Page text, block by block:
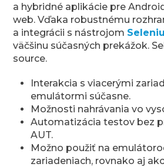
a hybridné aplikácie pre
web. Vďaka robustnému
a integrácii s nástrojom
väčšinu súčasných prekážok.
source.
Interakcia s viacerými
emulátormi súčasne.
Možnosti nahrávania vo
Automatizácia testov bez
AUT.
Možno použiť na
zariadeniach, rovnako aj